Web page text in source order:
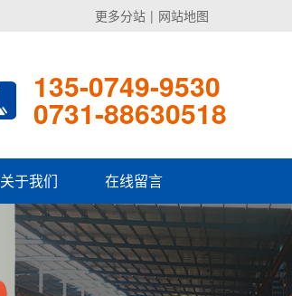
更多分站 | 网站地图
135-0749-9530
0731-88630518
关于我们 在线留言